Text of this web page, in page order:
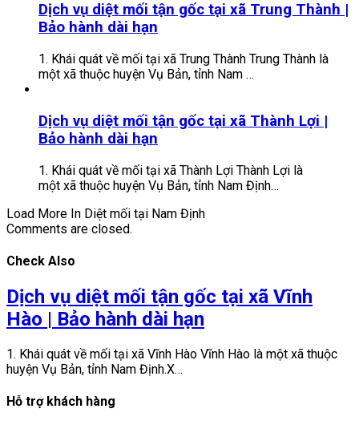
Dịch vụ diệt mối tận gốc tại xã Trung Thành |
Bảo hành dài hạn
1. Khái quát về mối tại xã Trung Thành Trung Thành là
một xã thuộc huyện Vụ Bản, tỉnh Nam …
Dịch vụ diệt mối tận gốc tại xã Thành Lợi |
Bảo hành dài hạn
1. Khái quát về mối tại xã Thành Lợi Thành Lợi là
một xã thuộc huyện Vụ Bản, tỉnh Nam Định…
Load More In Diệt mối tại Nam Định
Comments are closed.
Check Also
Dịch vụ diệt mối tận gốc tại xã Vĩnh
Hào | Bảo hành dài hạn
1. Khái quát về mối tại xã Vĩnh Hào Vĩnh Hào là một xã thuộc
huyện Vụ Bản, tỉnh Nam Định.X…
Hỗ trợ khách hàng